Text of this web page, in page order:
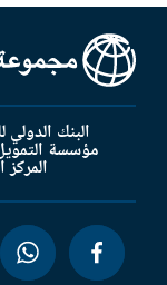
البنك الدولي
مؤسسة